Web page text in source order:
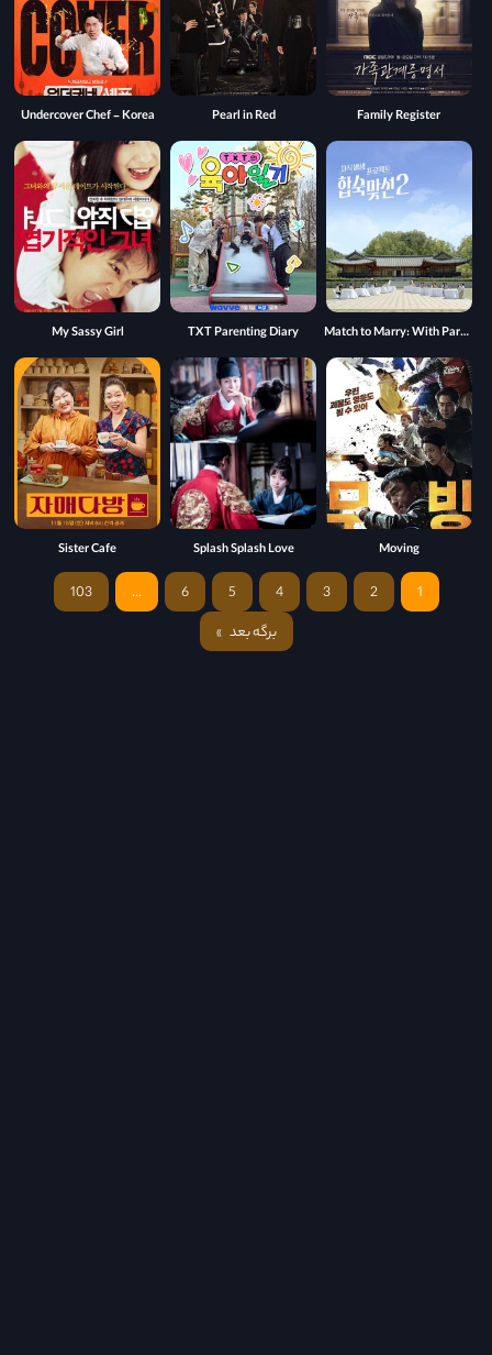
Family Register
Pearl in Red
Undercover Chef - Korea
Match to Marry: With Parents 2
TXT Parenting Diary
My Sassy Girl
Moving
Splash Splash Love
Sister Cafe
1
2
3
4
5
6
…
103
برگه بعد »